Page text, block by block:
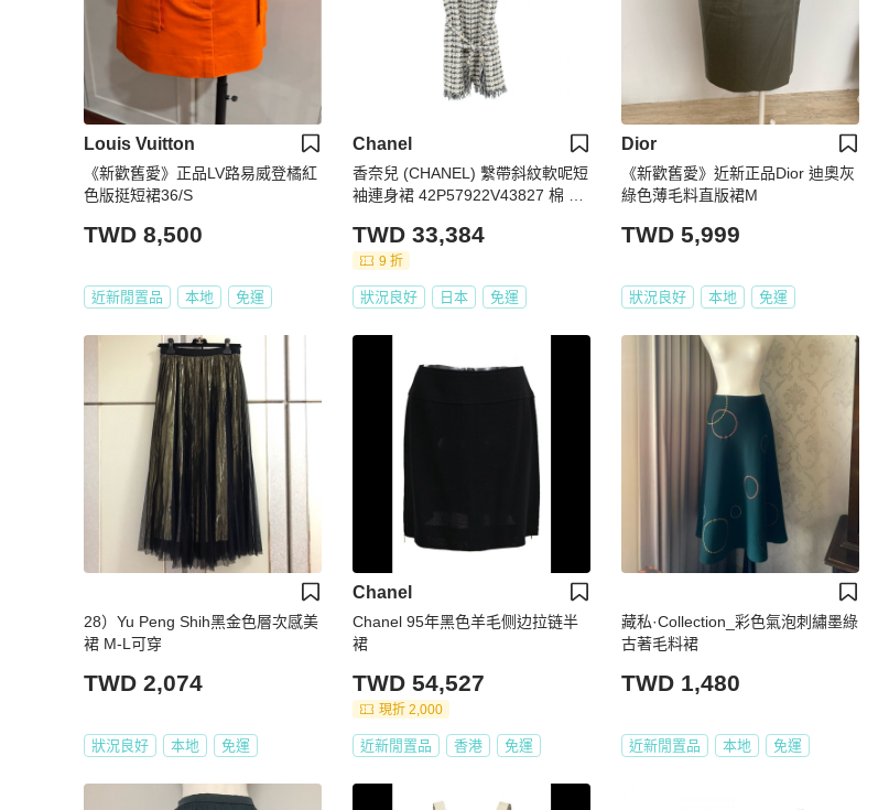
Louis Vuitton
《新歡舊愛》正品LV路易威登橘紅
色版挺短裙36/S
TWD 8,500
近新閒置品 本地 免運
Chanel
香奈兒 (CHANEL) 繫帶斜紋軟呢短
袖連身裙 42P57922V43827 棉 二
TWD 33,384
9 折
狀況良好 日本 免運
Dior
《新歡舊愛》近新正品Dior 迪奧灰
綠色薄毛料直版裙M
TWD 5,999
狀況良好 本地 免運
28）Yu Peng Shih黑金色層次感美
裙 M-L可穿
TWD 2,074
狀況良好 本地 免運
Chanel
Chanel 95年黑色羊毛侧边拉链半
裙
TWD 54,527
現折 2,000
近新閒置品 香港 免運
藏私·Collection_彩色氣泡刺繡墨綠
古著毛料裙
TWD 1,480
近新閒置品 本地 免運